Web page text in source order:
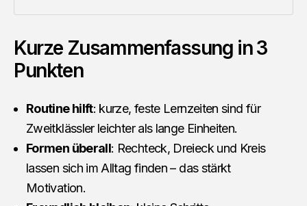
Kurze Zusammenfassung in 3
Punkten
Routine hilft: kurze, feste Lernzeiten sind für
Zweitklässler leichter als lange Einheiten.
Formen überall: Rechteck, Dreieck und Kreis
lassen sich im Alltag finden – das stärkt
Motivation.